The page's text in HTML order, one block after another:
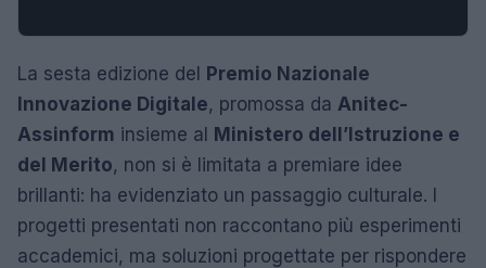
La sesta edizione del
Premio Nazionale
Innovazione Digitale, promossa da Anitec-
Assinform insieme al
Ministero dell’Istruzione e
del Merito, non si è limitata a premiare idee
brillanti: ha evidenziato un passaggio culturale. I
progetti presentati non raccontano più esperimenti
accademici, ma soluzioni progettate per rispondere